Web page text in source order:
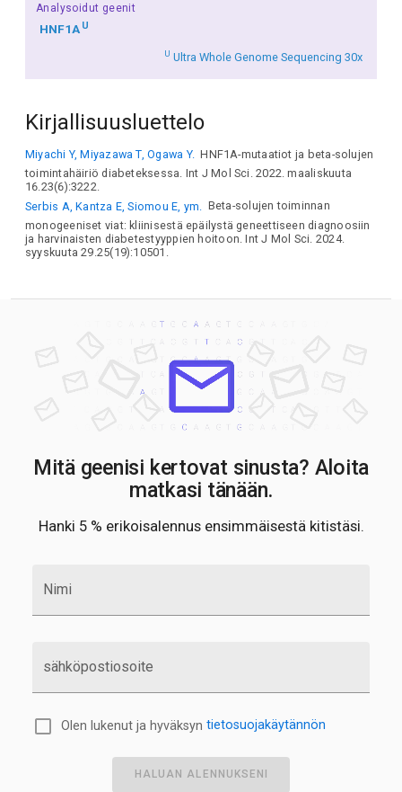
Analysoidut geenit
HNF1A U
U Ultra Whole Genome Sequencing 30x
Kirjallisuusluettelo
Miyachi Y, Miyazawa T, Ogawa Y. HNF1A-mutaatiot ja beta-solujen
toimintahäiriö diabeteksessa. Int J Mol Sci. 2022. maaliskuuta
16.23(6):3222.
Serbis A, Kantza E, Siomou E, ym.
Beta-solujen toiminnan
monogeeniset viat: kliinisestä epäilystä geneettiseen diagnoosiin
ja harvinaisten diabetestyyppien hoitoon. Int J Mol Sci. 2024.
syyskuuta 29.25(19):10501.
Mitä geenisi kertovat sinusta? Aloita
matkasi tänään.
Hanki 5 % erikoisalennus ensimmäisestä kitistäsi.
Nimi
sähköpostiosoite
Olen lukenut ja hyväksyn tietosuojakäytännön
HALUAN ALENNUKSENI